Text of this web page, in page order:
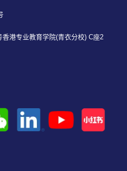
港专业教育学院(青衣分校) C座2